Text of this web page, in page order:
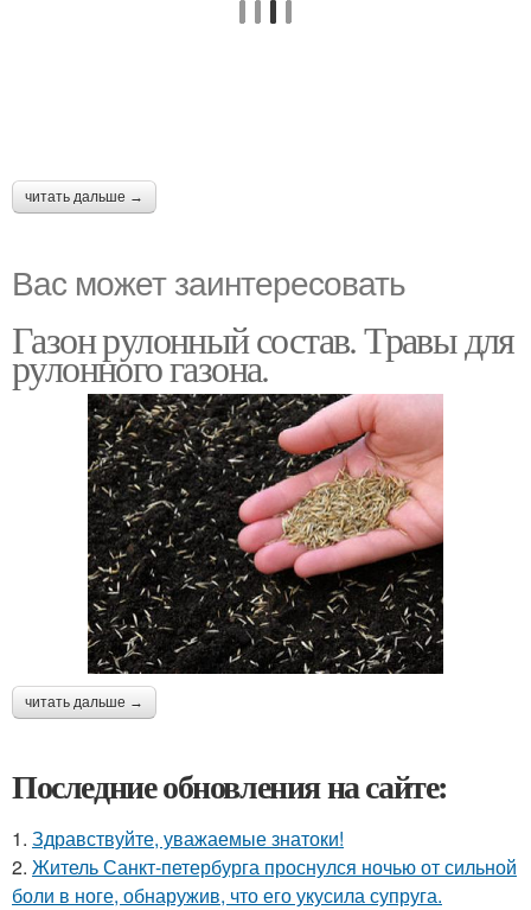
читать дальше →
Вас может заинтересовать
Газон рулонный состав. Травы для
рулонного газона.
читать дальше →
Последние обновления на сайте:
1. Здравствуйте, уважаемые знатоки!
2. Житель Санкт-петербурга проснулся ночью от сильной
боли в ноге, обнаружив, что его укусила супруга.